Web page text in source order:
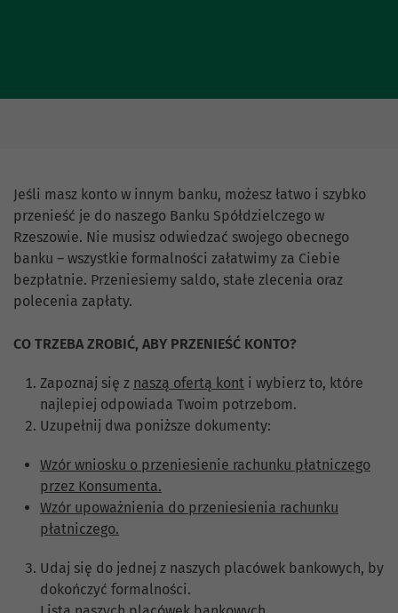
Jeśli masz konto w innym banku, możesz łatwo i szybko
przenieść je do naszego Banku Spółdzielczego w
Rzeszowie. Nie musisz odwiedzać swojego obecnego
banku – wszystkie formalności załatwimy za Ciebie
bezpłatnie. Przeniesiemy saldo, stałe zlecenia oraz
polecenia zapłaty.
CO TRZEBA ZROBIĆ, ABY PRZENIEŚĆ KONTO?
Zapoznaj się z naszą ofertą kont i wybierz to, które
najlepiej odpowiada Twoim potrzebom.
Uzupełnij dwa poniższe dokumenty:
Wzór wniosku o przeniesienie rachunku płatniczego
przez Konsumenta.
Wzór upoważnienia do przeniesienia rachunku
płatniczego.
Udaj się do jednej z naszych placówek bankowych, by
dokończyć formalności.